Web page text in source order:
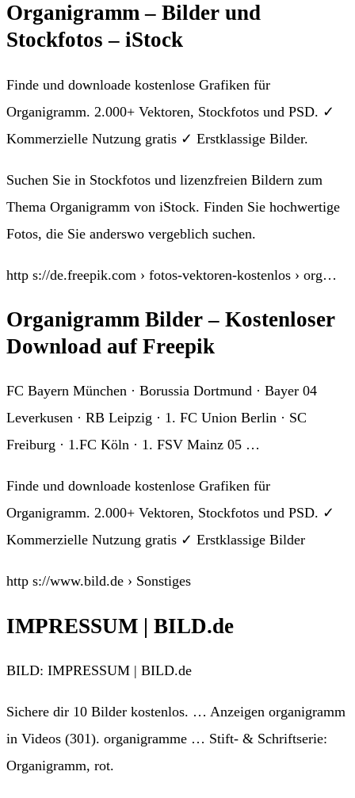
Organigramm – Bilder und
Stockfotos – iStock
Finde und downloade kostenlose Grafiken für
Organigramm. 2.000+ Vektoren, Stockfotos und PSD. ✓
Kommerzielle Nutzung gratis ✓ Erstklassige Bilder.
Suchen Sie in Stockfotos und lizenzfreien Bildern zum
Thema Organigramm von iStock. Finden Sie hochwertige
Fotos, die Sie anderswo vergeblich suchen.
http s://de.freepik.com › fotos-vektoren-kostenlos › org…
Organigramm Bilder – Kostenloser
Download auf Freepik
FC Bayern München · Borussia Dortmund · Bayer 04
Leverkusen · RB Leipzig · 1. FC Union Berlin · SC
Freiburg · 1.FC Köln · 1. FSV Mainz 05 …
Finde und downloade kostenlose Grafiken für
Organigramm. 2.000+ Vektoren, Stockfotos und PSD. ✓
Kommerzielle Nutzung gratis ✓ Erstklassige Bilder
http s://www.bild.de › Sonstiges
IMPRESSUM | BILD.de
BILD: IMPRESSUM | BILD.de
Sichere dir 10 Bilder kostenlos. … Anzeigen organigramm
in Videos (301). organigramme … Stift- & Schriftserie:
Organigramm, rot.